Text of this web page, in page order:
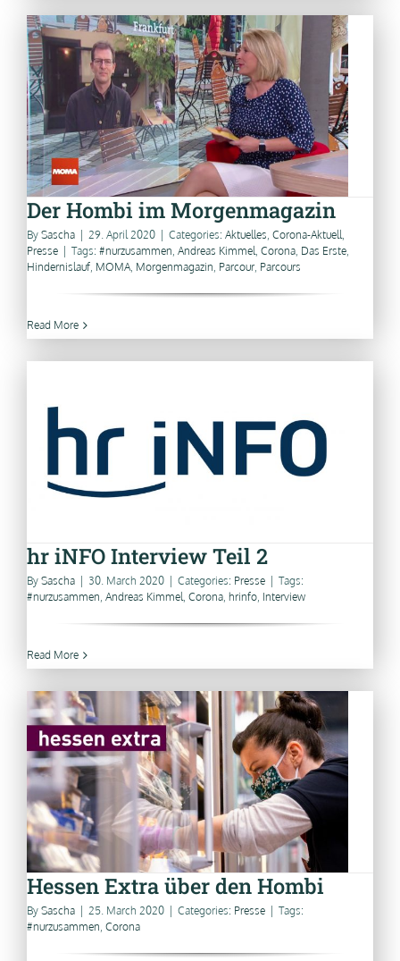
Der Hombi im Morgenmagazin
By Sascha 29. April 2020 Categories: Aktuelles, Corona-Aktuell,
Presse
Tags: #nurzusammen, Andreas Kimmel, Corona, Das Erste,
Hindernislauf, MOMA, Morgenmagazin, Parcour, Parcours
Read More
hr iNFO Interview Teil 2
By Sascha 30. March 2020 Categories: Presse
Tags:
#nurzusammen, Andreas Kimmel, Corona, hrinfo, Interview
Read More
Hessen Extra über den Hombi
By Sascha 25. March 2020 Categories: Presse
Tags:
#nurzusammen, Corona